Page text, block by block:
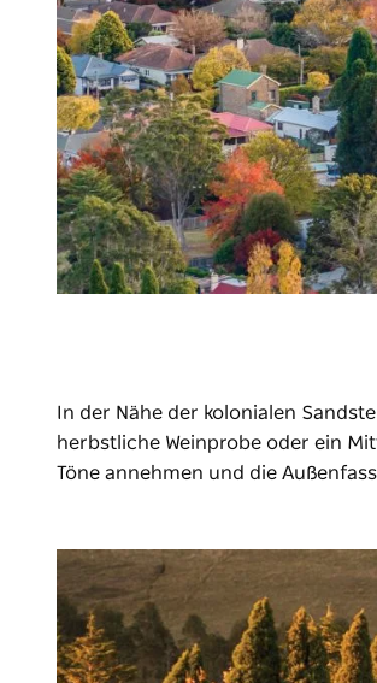
In der Nähe der kolonialen
herbstliche Weinprobe oder ein
Töne annehmen und die